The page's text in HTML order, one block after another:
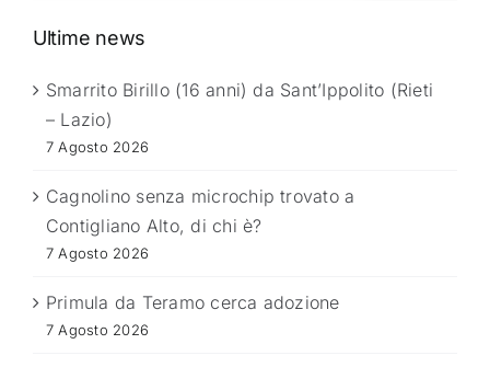
Ultime news
Smarrito Birillo (16 anni) da Sant’Ippolito (Rieti
– Lazio)
7 Agosto 2026
Cagnolino senza microchip trovato a
Contigliano Alto, di chi è?
7 Agosto 2026
Primula da Teramo cerca adozione
7 Agosto 2026